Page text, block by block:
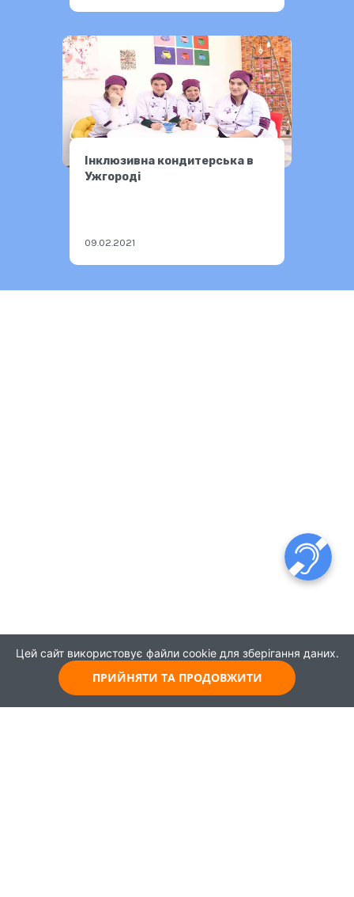
Інклюзивна кондитерська в
Ужгороді
09.02.2021
Цей сайт використовує файли cookie для зберігання даних.
ПРИЙНЯТИ ТА ПРОДОВЖИТИ